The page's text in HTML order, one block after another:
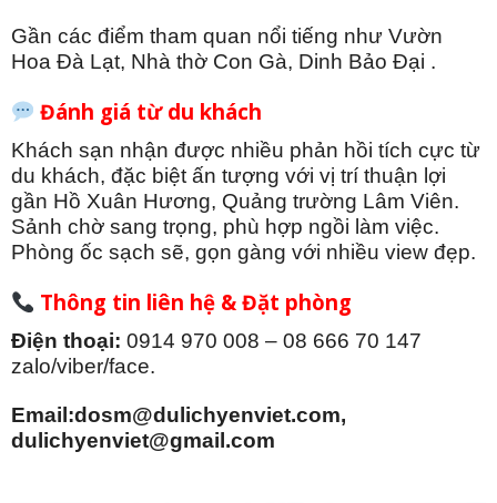
Gần các điểm tham quan nổi tiếng như Vườn
Hoa Đà Lạt, Nhà thờ Con Gà, Dinh Bảo Đại .
Đánh giá từ du khách
Khách sạn nhận được nhiều phản hồi tích cực từ
du khách, đặc biệt ấn tượng với vị trí thuận lợi
gần Hồ Xuân Hương, Quảng trường Lâm Viên.
Sảnh chờ sang trọng, phù hợp ngồi làm việc.
Phòng ốc sạch sẽ, gọn gàng với nhiều view đẹp.
Thông tin liên hệ & Đặt phòng
Điện thoại: 0914 970 008 – 08 666 70 147
zalo/viber/face.
Email:dosm@dulichyenviet.com,
dulichyenviet@gmail.com